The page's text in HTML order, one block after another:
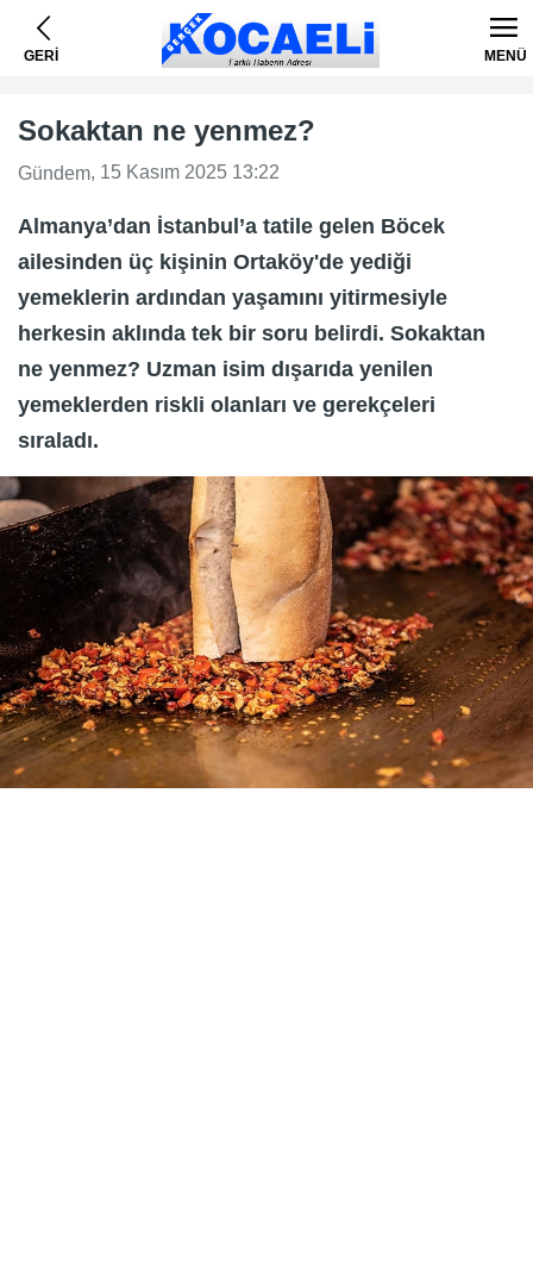
GERİ MENÜ
Sokaktan ne yenmez?
Gündem, 15 Kasım 2025 13:22
Almanya’dan İstanbul’a tatile gelen Böcek
ailesinden üç kişinin Ortaköy'de yediği
yemeklerin ardından yaşamını yitirmesiyle
herkesin aklında tek bir soru belirdi. Sokaktan
ne yenmez? Uzman isim dışarıda yenilen
yemeklerden riskli olanları ve gerekçeleri
sıraladı.